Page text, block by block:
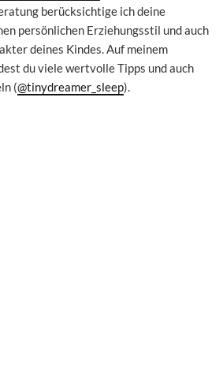
berücksichtige ich deine
persönlichen Erziehungsstil und auch
deines Kindes. Auf meinem
du viele wertvolle Tipps und auch
(@tinydreamer_sleep).